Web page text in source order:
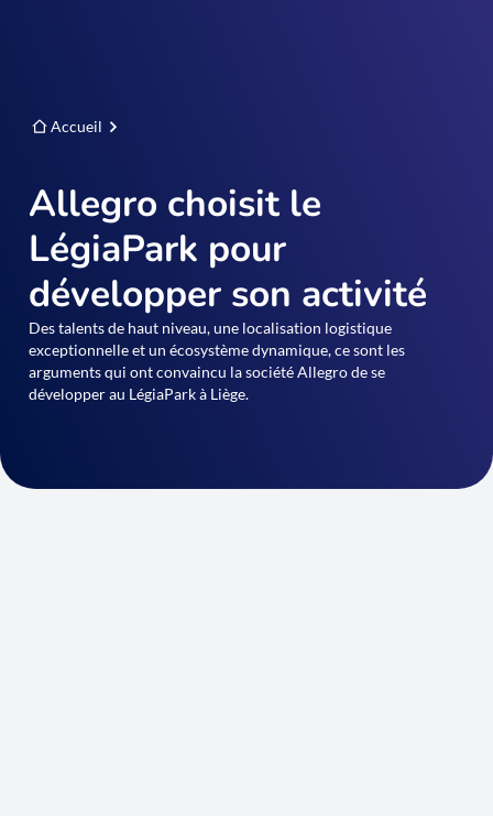
Accueil
Allegro choisit le
LégiaPark pour
développer son activité
Des talents de haut niveau, une localisation logistique
exceptionnelle et un écosystème dynamique, ce sont les
arguments qui ont convaincu la société Allegro de se
développer au LégiaPark à Liège.